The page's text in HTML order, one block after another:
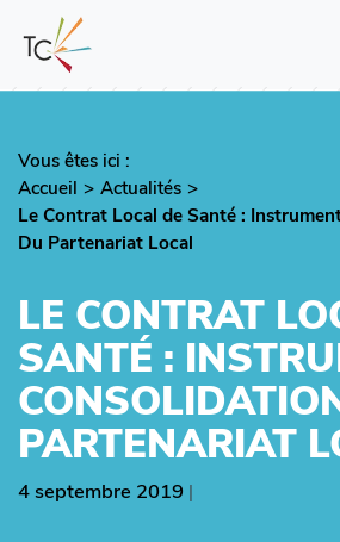
contenu
principal
Vous êtes ici :
Fil
d'Ariane
Accueil
Actualités
Le Contrat Local de Santé :
Du Partenariat Local
LE CONTRAT
SANTÉ :
PARTENARIAT
4 septembre 2019 |